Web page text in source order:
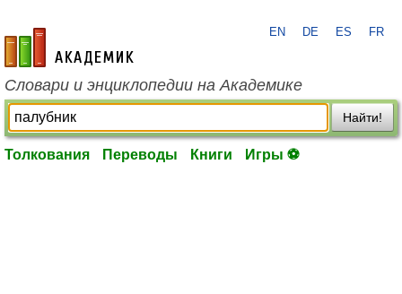
academic.ru
EN DE ES FR
Словари и энциклопедии на Академике
Найти!
Толкования Переводы Книги Игры ⚽